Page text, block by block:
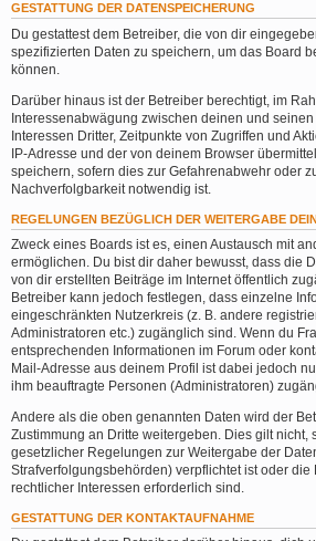
GESTATTUNG DER DATENSPEICHERUNG
Du gestattest dem Betreiber, die von dir
spezifizierten Daten zu speichern, um das Board
können.
Darüber hinaus ist der Betreiber berechtigt, im
Interessenabwägung zwischen deinen und
Interessen Dritter, Zeitpunkte von Zugriffen und
IP-Adresse und der von deinem Browser
speichern, sofern dies zur Gefahrenabwehr oder
Nachverfolgbarkeit notwendig ist.
REGELUNGEN BEZÜGLICH DER WEITERGABE
Zweck eines Boards ist es, einen Austausch mit
ermöglichen. Du bist dir daher bewusst, dass die
von dir erstellten Beiträge im Internet öffentlich
Betreiber kann jedoch festlegen, dass einzelne
eingeschränkten Nutzerkreis (z. B. andere
Administratoren etc.) zugänglich sind. Wenn du
entsprechenden Informationen im Forum oder
Mail-Adresse aus deinem Profil ist dabei jedoch
ihm beauftragte Personen (Administratoren)
Andere als die oben genannten Daten wird der
Zustimmung an Dritte weitergeben. Dies gilt nicht,
gesetzlicher Regelungen zur Weitergabe der
Strafverfolgungsbehörden) verpflichtet ist oder die
rechtlicher Interessen erforderlich sind.
GESTATTUNG DER KONTAKTAUFNAHME